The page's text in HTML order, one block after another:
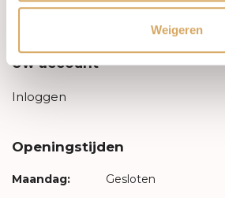
Weigeren
Privacy Policy
Uw account
Inloggen
Openingstijden
Maandag: Gesloten